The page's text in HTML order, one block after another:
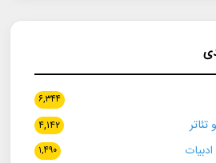
۶,۳۴۴
تئاتر ۴,۱۴۲
۱,۴۹۰